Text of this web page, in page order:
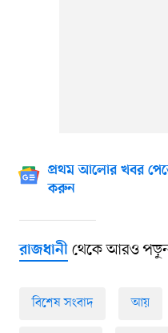
প্রথম আলোর খবর
করুন
রাজধানীথেকে আরও
বিশেষ সংবাদ আয়